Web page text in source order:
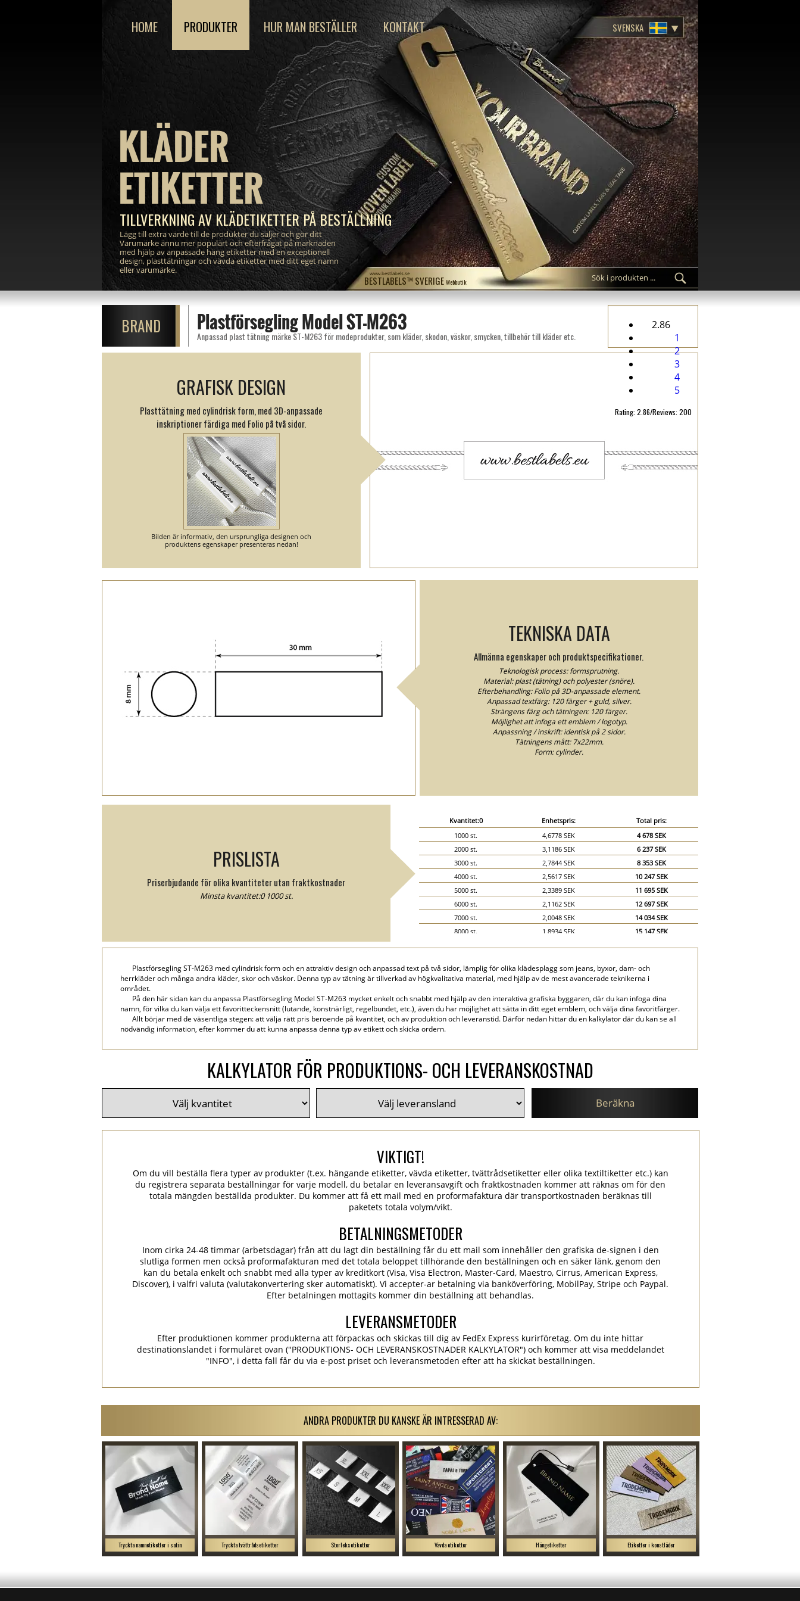
BESTLABELS™ SVERIGE Webbutik
www.bestlabels.se
KLÄDER
ETIKETTER
TILLVERKNING AV KLÄDETIKETTER PÅ BESTÄLLNING
Lägg till extra värde till de produkter du säljer och gör ditt
Varumärke ännu mer populärt och efterfrågat på marknaden
med hjälp av anpassade häng etiketter med en exceptionell
design, plasttätningar och vävda etiketter med ditt eget namn
eller varumärke.
HOME PRODUKTER HUR MAN BESTÄLLER KONTAKT SVENSKA
BRAND Plastförsegling Model ST-M263
Anpassad plast tätning märke ST-M263 för modeprodukter, som kläder, skodon, väskor, smycken, tillbehör till kläder etc.
2.86
1
2
3
4
5
Rating: 2.86/Reviews: 200
GRAFISK DESIGN
Plasttätning med cylindrisk form, med 3D-anpassade
inskriptioner färdiga med Folio på två sidor.
Bilden är informativ, den ursprungliga designen och
produktens egenskaper presenteras nedan!
TEKNISKA DATA
Allmänna egenskaper och produktspecifikationer.
Teknologisk process: formsprutning.
Material: plast (tätning) och polyester (snöre).
Efterbehandling: Folio på 3D-anpassade element.
Anpassad textfärg: 120 färger + guld, silver.
Strängens färg och tätningen: 120 färger.
Möjlighet att infoga ett emblem / logotyp.
Anpassning / inskrift: identisk på 2 sidor.
Tätningens mått: 7x22mm.
Form: cylinder.
PRISLISTA
Priserbjudande för olika kvantiteter utan fraktkostnader
Minsta kvantitet:0 1000 st.
Kvantitet:0 Enhetspris:
Total pris:
1000 st.
4,6778 SEK
4 678 SEK
2000 st.
3,1186 SEK
6 237 SEK
3000 st.
2,7844 SEK
8 353 SEK
4000 st.
2,5617 SEK
10 247 SEK
5000 st.
2,3389 SEK
11 695 SEK
6000 st.
2,1162 SEK
12 697 SEK
7000 st.
2,0048 SEK
14 034 SEK
8000 st.
1,8934 SEK
15 147 SEK
15000 st.
1,4479 SEK
21 719 SEK
Plastförsegling ST-M263 med cylindrisk form och en attraktiv design och anpassad text på två sidor, lämplig för olika klädesplagg som jeans, byxor, dam- och
herrkläder och många andra kläder, skor och väskor. Denna typ av tätning är tillverkad av högkvalitativa material, med hjälp av de mest avancerade teknikerna i
området.
På den här sidan kan du anpassa Plastförsegling Model ST-M263 mycket enkelt och snabbt med hjälp av den interaktiva grafiska byggaren, där du kan infoga dina
namn, för vilka du kan välja ett favoritteckensnitt (lutande, konstnärligt, regelbundet, etc.), även du har möjlighet att sätta in ditt eget emblem, och välja dina favoritfärger.
Allt börjar med de väsentliga stegen: att välja rätt pris beroende på kvantitet, och av produktion och leveranstid. Därför nedan hittar du en kalkylator där du kan se all
nödvändig information, efter kommer du att kunna anpassa denna typ av etikett och skicka ordern.
KALKYLATOR FÖR PRODUKTIONS- OCH LEVERANSKOSTNAD
Beräkna
VIKTIGT!
Om du vill beställa flera typer av produkter (t.ex. hängande etiketter, vävda etiketter, tvättrådsetiketter eller olika textiltiketter etc.) kan
du registrera separata beställningar för varje modell, du betalar en leveransavgift och fraktkostnaden kommer att räknas om för den
totala mängden beställda produkter. Du kommer att få ett mail med en proformafaktura där transportkostnaden beräknas till
paketets totala volym/vikt.
BETALNINGSMETODER
Inom cirka 24-48 timmar (arbetsdagar) från att du lagt din beställning får du ett mail som innehåller den grafiska de-signen i den
slutliga formen men också proformafakturan med det totala beloppet tillhörande den beställningen och en säker länk, genom den
kan du betala enkelt och snabbt med alla typer av kreditkort (Visa, Visa Electron, Master-Card, Maestro, Cirrus, American Express,
Discover), i valfri valuta (valutakonvertering sker automatiskt). Vi accepter-ar betalning via banköverföring, MobilPay, Stripe och Paypal.
Efter betalningen mottagits kommer din beställning att behandlas.
LEVERANSMETODER
Efter produktionen kommer produkterna att förpackas och skickas till dig av FedEx Express kurirföretag. Om du inte hittar
destinationslandet i formuläret ovan ("PRODUKTIONS- OCH LEVERANSKOSTNADER KALKYLATOR") och kommer att visa meddelandet
"INFO", i detta fall får du via e-post priset och leveransmetoden efter att ha skickat beställningen.
ANDRA PRODUKTER DU KANSKE ÄR INTRESSERAD AV:
Tryckta namnetiketter i satin Tryckta tvättrådsetiketter Storleksetiketter Vävda etiketter Hängetiketter Etiketter i konstläder